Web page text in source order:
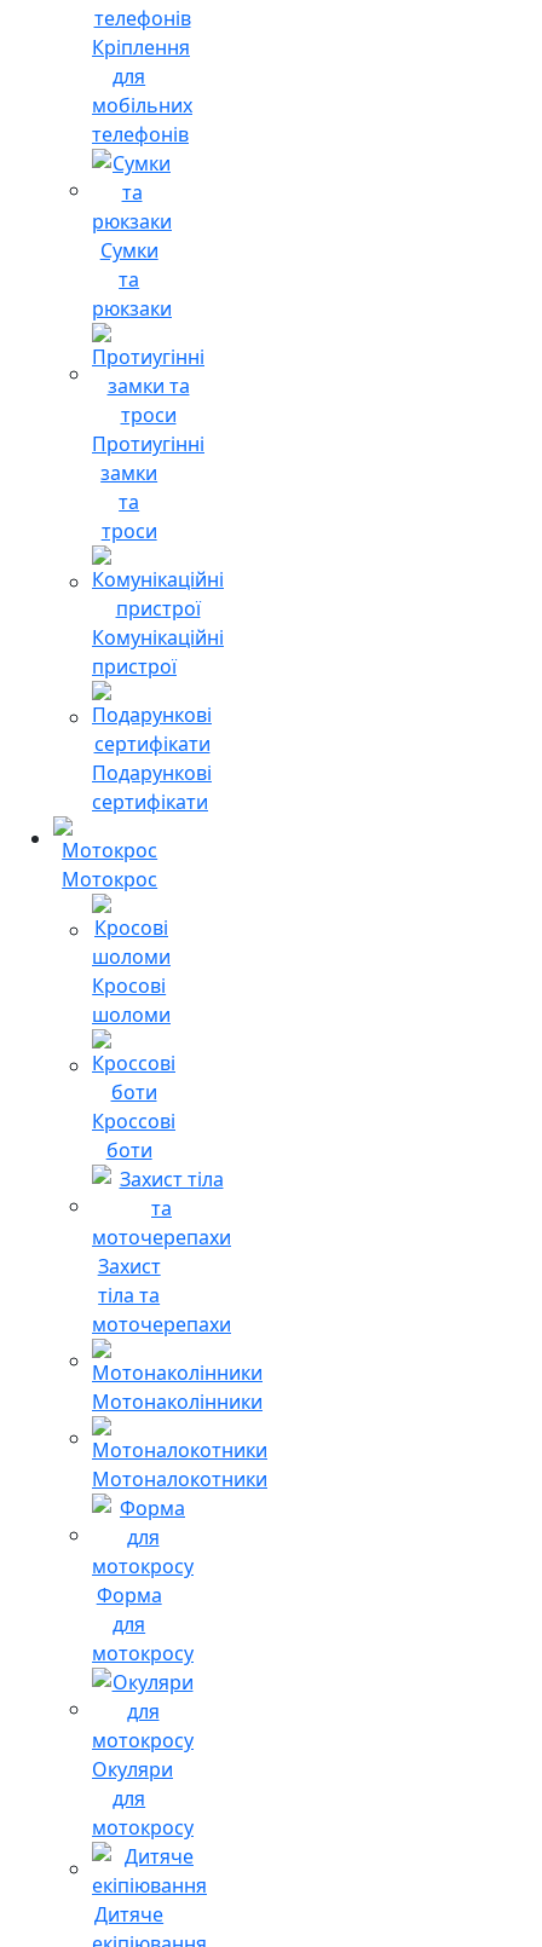
Кріплення
для
мобільних
телефонів
Сумки
та
рюкзаки
Протиугінні
замки
та
троси
Комунікаційні
пристрої
Подарункові
сертифікати
Мотокрос
Кросові
шоломи
Кроссові
боти
Захист
тіла та
моточерепахи
Мотонаколінники
Мотоналокотники
Форма
для
мотокросу
Окуляри
для
мотокросу
Дитяче